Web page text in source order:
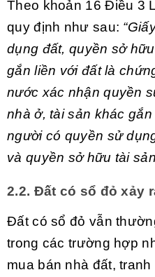
Theo khoản 16 Điều 3
quy định như sau:
dụng đất, quyền sở
gắn liền với đất là
nước xác nhận quyền
nhà ở, tài sản khác
người có quyền sử
và quyền sở hữu tài
2.2. Đất có sổ đỏ xảy
Đất có sổ đỏ vẫn
trong các trường hợp
mua bán nhà đất,